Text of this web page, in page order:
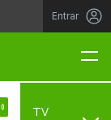
Entrar
TV